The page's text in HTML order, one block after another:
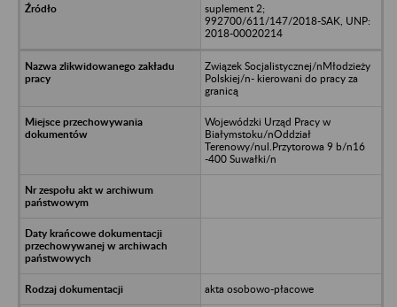
suplement 2;
992700/611/147/2018-SAK, UNP:
2018-00020214
Związek Socjalistycznej/nMłodzieży
Polskiej/n- kierowani do pracy za
granicą
Wojewódzki Urząd Pracy w
Białymstoku/nOddział
Terenowy/nul.Przytorowa 9 b/n16
-400 Suwałki/n
akta osobowo-płacowe